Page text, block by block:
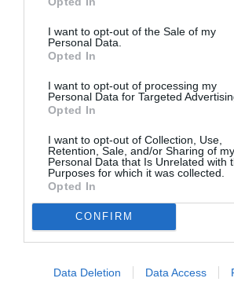
I want to opt-out of the Sale of my
Personal Data.
Opted In
I want to opt-out of processing my
Personal Data for Targeted
Opted In
I want to opt-out of Collection, Use,
Retention, Sale, and/or Sharing of my
Personal Data that Is Unrelated with
Purposes for which it was collected.
Opted In
CONFIRM
Data Deletion Data Access
Σταύρος Ξαρχάκος:
Ταξίδι στο φως στο
Θέατρο Λυκαβηττού
Η Μουσική
υποδέχεται έναν
δυναμικό
Ο